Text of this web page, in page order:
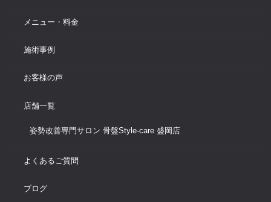
メニュー・料金
施術事例
お客様の声
店舗一覧
姿勢改善専門サロン 骨盤Style-care 盛岡店
よくあるご質問
ブログ